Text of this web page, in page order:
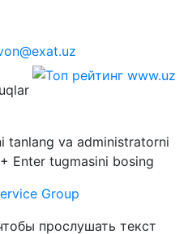
tanlang va administratorni
Enter tugmasini bosing
Group
прослушать текст